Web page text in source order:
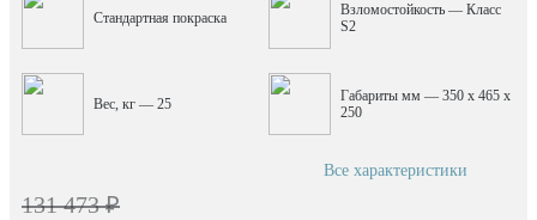
Стандартная покраска
Взломостойкость — Класс
S2
Вес, кг — 25
Габариты мм — 350 x 465 x
250
Все характеристики
131 473 ₽